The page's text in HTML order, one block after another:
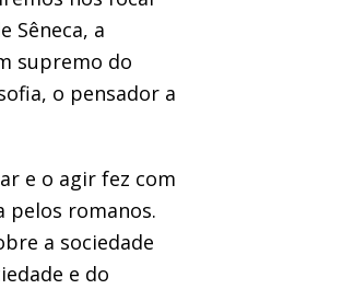
Sêneca, a
supremo do
o pensador a
e o agir fez com
pelos romanos.
a sociedade
e do